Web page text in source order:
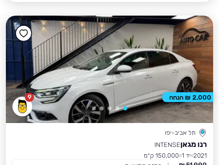
9
תל אביב-יפו
רנו מגאןINTENSE
2021 יד 1
150,000 ק״מ
2,000 ₪ הנחה